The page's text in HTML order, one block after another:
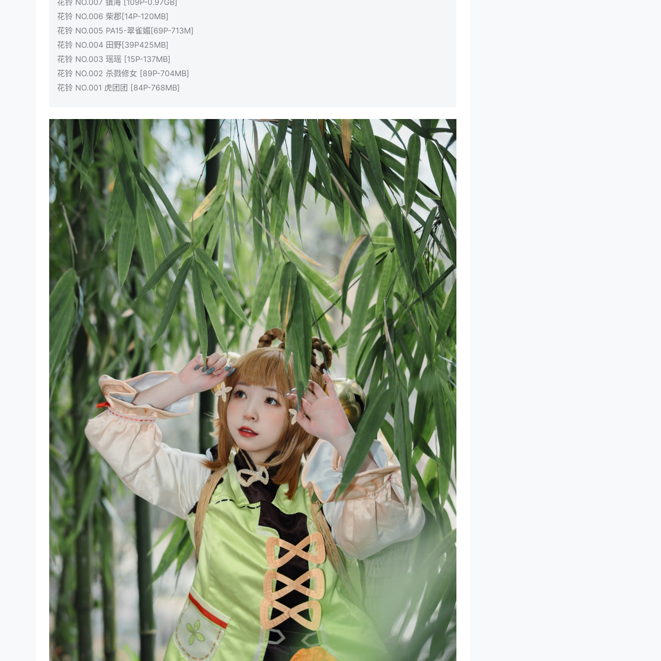
花铃 NO.007 镇海 [109P-0.97GB]
花铃 NO.006 柴郡[14P-120MB]
花铃 NO.005 PA15-翠雀媚[69P-713M]
花铃 NO.004 田野[39P425MB]
花铃 NO.003 瑶瑶 [15P-137MB]
花铃 NO.002 杀戮修女 [89P-704MB]
花铃 NO.001 虎团团 [84P-768MB]